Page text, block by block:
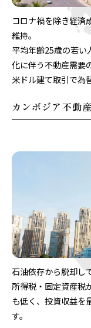
コロナ禍を除き経済
維持。
平均年齢25歳の若い
化に伴う不動産需要
米ドル建て取引で為
カンボジア不動
石油依存から脱却し
所得税・固定資産税
も低く、投資収益を
す。